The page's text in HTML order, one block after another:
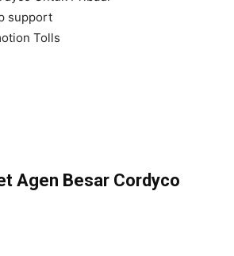
support
Tolls
Agen Besar Cordyco